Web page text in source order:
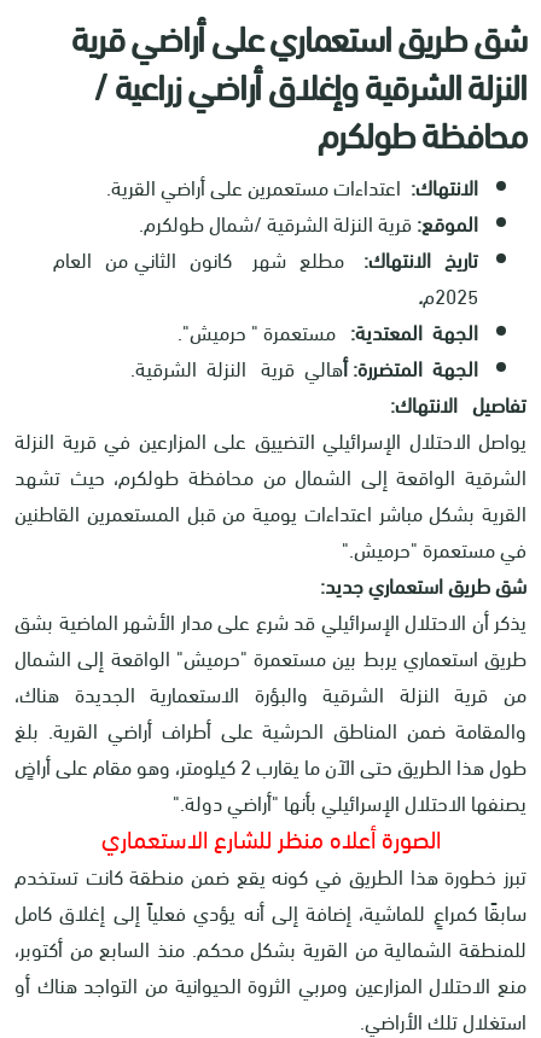
شق طريق استعماري على أراضي قرية
النزلة الشرقية وإغلاق أراضي زراعية /
محافظة طولكرم
الانتهاك: اعتداءات مستعمرين على أراضي القرية.
الموقع:قرية النزلة الشرقية /شمال طولكرم.
تاريخ الانتهاك:مطلع شهر كانون الثاني من العام
2025م .
الجهة المعتدية: مستعمرة " حرميش".
الجهة المتضررة: أهالي قرية النزلة الشرقية.
تفاصيل الانتهاك:
يواصل الاحتلال الإسرائيلي التضييق على المزارعين في قرية النزلة
الشرقية الواقعة إلى الشمال من محافظة طولكرم، حيث تشهد
القرية بشكل مباشر اعتداءات يومية من قبل المستعمرين القاطنين
في مستعمرة "حرميش".
شق طريق استعماري جديد:
يذكر أن الاحتلال الإسرائيلي قد شرع على مدار الأشهر الماضية بشق
طريق استعماري يربط بين مستعمرة "حرميش" الواقعة إلى الشمال
من قرية النزلة الشرقية والبؤرة الاستعمارية الجديدة هناك،
والمقامة ضمن المناطق الحرشية على أطراف أراضي القرية. بلغ
طول هذا الطريق حتى الآن ما يقارب 2 كيلومتر، وهو مقام على أراضٍ
يصنفها الاحتلال الإسرائيلي بأنها "أراضي دولة".
الصورة أعلاه منظر للشارع الاستعماري
تبرز خطورة هذا الطريق في كونه يقع ضمن منطقة كانت تستخدم
سابقًا كمراعٍ للماشية، إضافة إلى أنه يؤدي فعلياً إلى إغلاق كامل
للمنطقة الشمالية من القرية بشكل محكم. منذ السابع من أكتوبر،
منع الاحتلال المزارعين ومربي الثروة الحيوانية من التواجد هناك أو
استغلال تلك الأراضي.